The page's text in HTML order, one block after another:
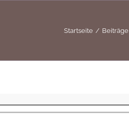
Startseite Beiträge